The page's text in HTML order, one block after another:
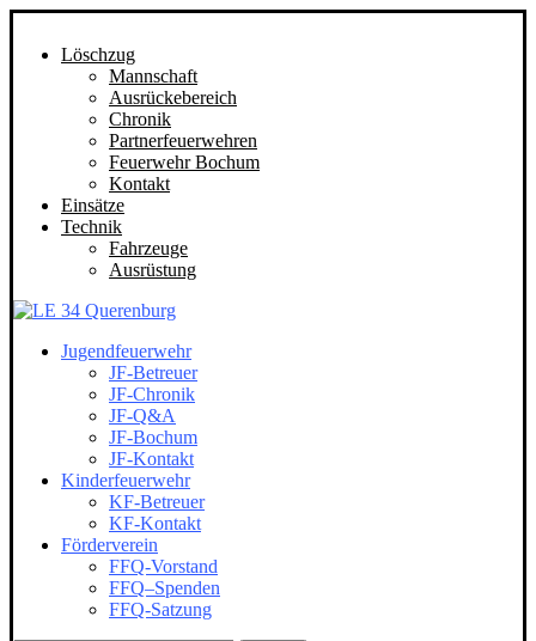
Löschzug
Mannschaft
Ausrückebereich
Chronik
Partnerfeuerwehren
Feuerwehr Bochum
Kontakt
Einsätze
Technik
Fahrzeuge
Ausrüstung
Jugendfeuerwehr
JF-Betreuer
JF-Chronik
JF-Q&A
JF-Bochum
JF-Kontakt
Kinderfeuerwehr
KF-Betreuer
KF-Kontakt
Förderverein
FFQ-Vorstand
FFQ–Spenden
FFQ-Satzung